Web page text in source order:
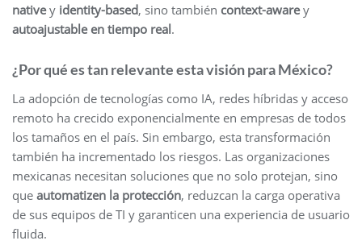
nativey identity-based, sino también context-awarey
autoajustable en tiempo real.
¿Por qué es tan relevante esta visión para México?
La adopción de tecnologías como IA, redes híbridas y acceso
remoto ha crecido exponencialmente en empresas de todos
los tamaños en el país. Sin embargo, esta transformación
también ha incrementado los riesgos. Las organizaciones
mexicanas necesitan soluciones que no solo protejan, sino
que automatizen la protección, reduzcan la carga operativa
de sus equipos de TI y garanticen una experiencia de usuario
fluida.